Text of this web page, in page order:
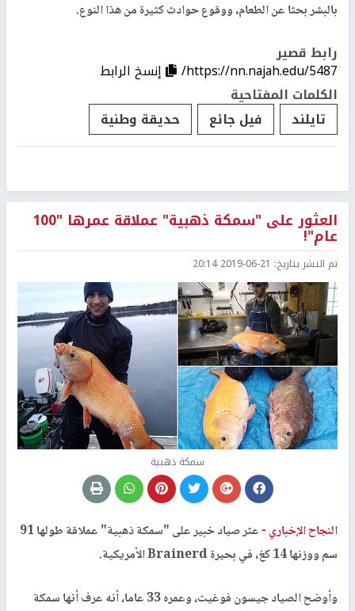
بالبشر بحثا عن الطعام، ووقوع حوادث كثيرة من هذا النوع.
رابط قصير
https://nn.najah.edu/5487/
إنسخ الرابط
الكلمات المفتاحية
تايلند
فيل جائع حديقة وطنية
العثور على "سمكة ذهبية" عملاقة عمرها "100
عام"!
تم النشر بتاريخ: 2019-06-21 20:14
سمكة ذهبية
النجاح الإخباري -
عثر صياد خبير على "سمكة ذهبية" عملاقة طولها 91
سم ووزنها 14 كغ، في بحيرة Brainerd الأمريكية.
وأوضح الصياد جيسون فوغيت، وعمره 33 عاما، أنه عرف أنها سمكة